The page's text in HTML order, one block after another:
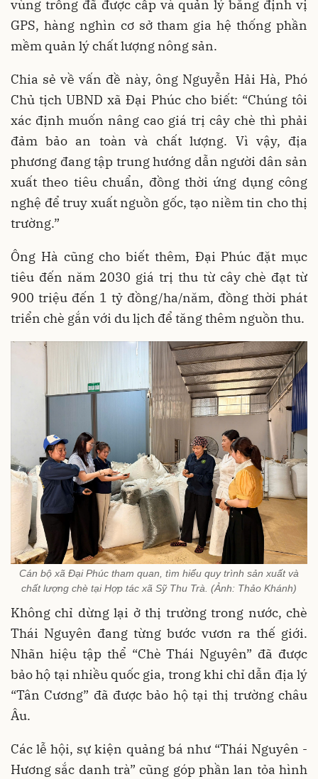
vùng trồng đã được cấp và quản lý bằng định vị
GPS, hàng nghìn cơ sở tham gia hệ thống phần
mềm quản lý chất lượng nông sản.
Chia sẻ về vấn đề này, ông Nguyễn Hải Hà, Phó
Chủ tịch UBND xã Đại Phúc cho biết: “Chúng tôi
xác định muốn nâng cao giá trị cây chè thì phải
đảm bảo an toàn và chất lượng. Vì vậy, địa
phương đang tập trung hướng dẫn người dân sản
xuất theo tiêu chuẩn, đồng thời ứng dụng công
nghệ để truy xuất nguồn gốc, tạo niềm tin cho thị
trường.”
Ông Hà cũng cho biết thêm, Đại Phúc đặt mục
tiêu đến năm 2030 giá trị thu từ cây chè đạt từ
900 triệu đến 1 tỷ đồng/ha/năm, đồng thời phát
triển chè gắn với du lịch để tăng thêm nguồn thu.
Cán bộ xã Đại Phúc tham quan, tìm hiểu quy trình sản xuất và
chất lượng chè tại Hợp tác xã Sỹ Thu Trà. (Ảnh: Thảo Khánh)
Không chỉ dừng lại ở thị trường trong nước, chè
Thái Nguyên đang từng bước vươn ra thế giới.
Nhãn hiệu tập thể “Chè Thái Nguyên” đã được
bảo hộ tại nhiều quốc gia, trong khi chỉ dẫn địa lý
“Tân Cương” đã được bảo hộ tại thị trường châu
Âu.
Các lễ hội, sự kiện quảng bá như “Thái Nguyên -
Hương sắc danh trà” cũng góp phần lan tỏa hình